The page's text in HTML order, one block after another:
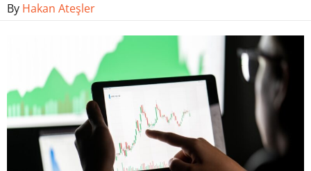
By Hakan Ateşler